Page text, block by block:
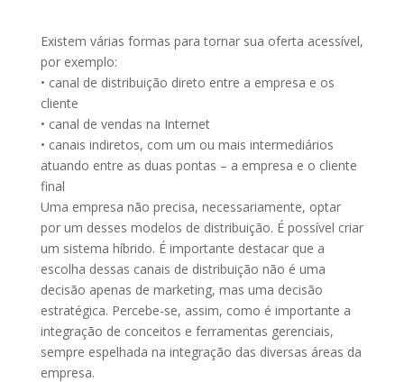
Existem várias formas para tornar sua oferta acessível,
por exemplo:
• canal de distribuição direto entre a empresa e os
cliente
• canal de vendas na Internet
• canais indiretos, com um ou mais intermediários
atuando entre as duas pontas – a empresa e o cliente
final
Uma empresa não precisa, necessariamente, optar
por um desses modelos de distribuição. É possível criar
um sistema híbrido. É importante destacar que a
escolha dessas canais de distribuição não é uma
decisão apenas de marketing, mas uma decisão
estratégica. Percebe-se, assim, como é importante a
integração de conceitos e ferramentas gerenciais,
sempre espelhada na integração das diversas áreas da
empresa.